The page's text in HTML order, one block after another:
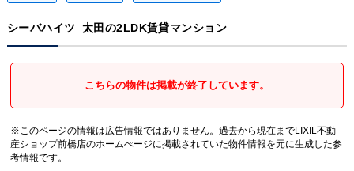
シーバハイツ 太田の2LDK賃貸マンション
こちらの物件は掲載が終了しています。
※このページの情報は広告情報ではありません。過去から現在までLIXIL不動
産ショップ前橋店のホームぺージに掲載されていた物件情報を元に生成した参
考情報です。